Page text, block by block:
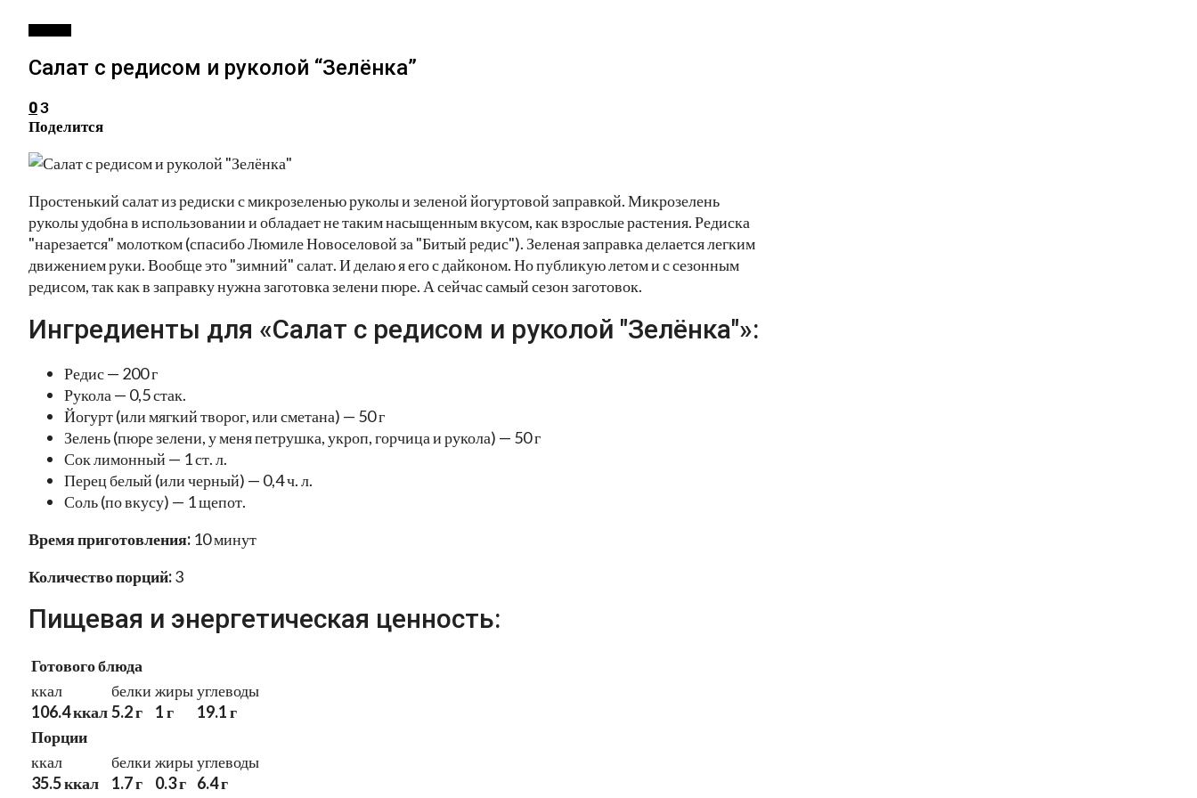
Салат с редисом и руколой “Зелёнка”
03
Поделится
Простенький салат из редиски с микрозеленью руколы и зеленой йогуртовой заправкой. Микрозелень
руколы удобна в использовании и обладает не таким насыщенным вкусом, как взрослые растения. Редиска
"нарезается" молотком (спасибо Люмиле Новоселовой за "Битый редис"). Зеленая заправка делается легким
движением руки. Вообще это "зимний" салат. И делаю я его с дайконом. Но публикую летом и с сезонным
редисом, так как в заправку нужна заготовка зелени пюре. А сейчас самый сезон заготовок.
Ингредиенты для «Салат с редисом и руколой "Зелёнка"»:
Редис — 200 г
Рукола — 0,5 стак.
Йогурт (или мягкий творог, или сметана) — 50 г
Зелень (пюре зелени, у меня петрушка, укроп, горчица и рукола) — 50 г
Сок лимонный — 1 ст. л.
Перец белый (или черный) — 0,4 ч. л.
Соль (по вкусу) — 1 щепот.
Время приготовления: 10 минут
Количество порций:3
Пищевая и энергетическая ценность:
Готового блюда
ккал
106.4 ккал
белки
5.2 г
жиры
1 г
углеводы
19.1 г
Порции
ккал
35.5 ккал
белки
1.7 г
жиры
0.3 г
углеводы
6.4 г